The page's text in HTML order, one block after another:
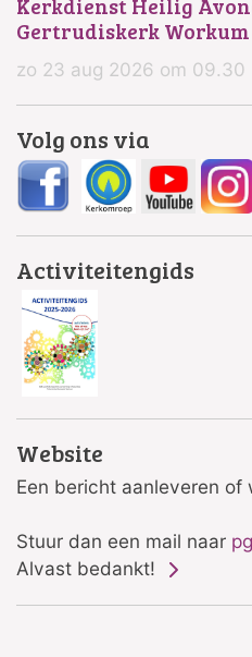
Gertrudiskerk Workum
zo 23 aug 2026 om 09.30
Volg ons via
Activiteitengids
Website
Een bericht aanleveren of
Stuur dan een mail naar
Alvast bedankt!